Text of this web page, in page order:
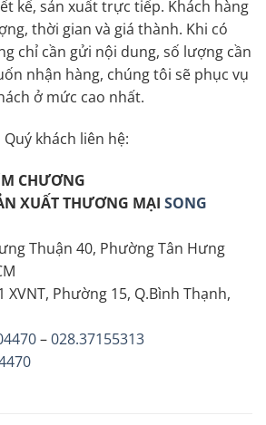
kế, sản xuất trực tiếp. Khách hàng
thời gian và giá thành. Khi có
chỉ cần gửi nội dung, số lượng cần
nhận hàng, chúng tôi sẽ phục vụ
ở mức cao nhất.
khách liên hệ:
CHƯƠNG
XUẤT THƯƠNG MẠI SONG
Thuận 40, Phường Tân Hưng
Phường 15, Q.Bình Thạnh,
–028.37155313